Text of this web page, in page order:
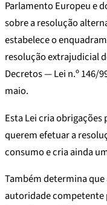
Parlamento Europeu e
sobre a resolução
estabelece o
resolução extrajudicial
Decretos — Lei n.º 146/
maio.
Esta Lei cria obrigações
querem efetuar a
consumo e cria ainda
Também determina que
autoridade